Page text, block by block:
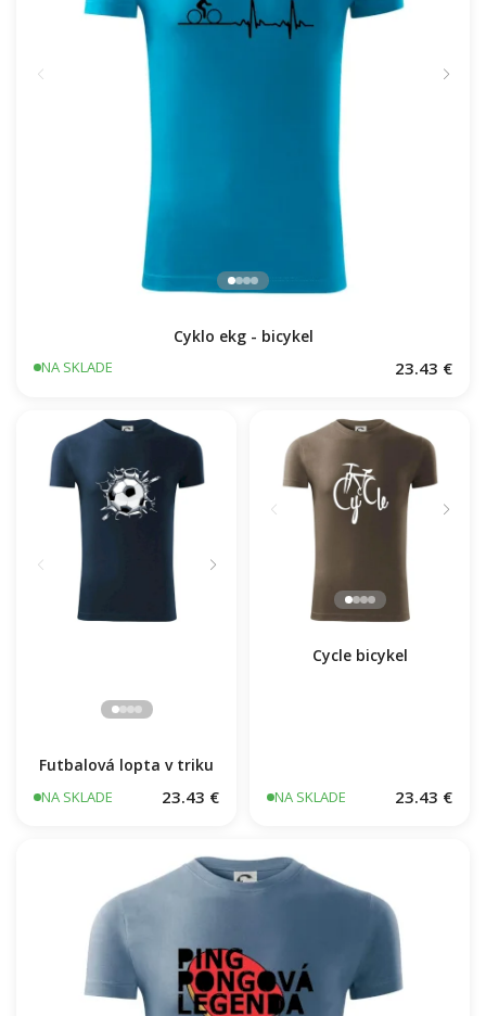
Cyklo ekg - bicykel
NA SKLADE 23.43 €
Futbalová lopta v triku
NA SKLADE 23.43 €
Cycle bicykel
NA SKLADE 23.43 €